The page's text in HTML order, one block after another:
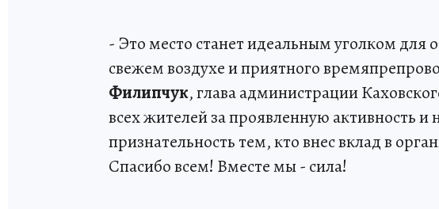
- Это место станет идеальным уголком для
свежем воздухе и приятного
Филипчук, глава администрации
всех жителей за проявленную активность
признательность тем, кто внес вклад в
Спасибо всем! Вместе мы - сила!